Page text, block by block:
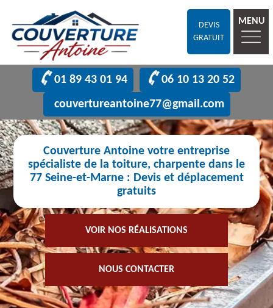
DEVIS
GRATUIT
MENU
01 89 43 01 94
06 10 13 20 52
couvertureantoine77@gmail.com
Couverture Antoine votre entreprise
spécialiste de la toiture, charpente dans le
77 Seine-et-Marne : Devis et déplacement
gratuits
VOIR NOS RÉALISATIONS
NOUS CONTACTER